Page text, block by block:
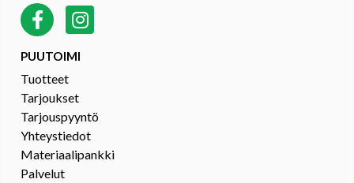
PUUTOIMI
Tuotteet
Tarjoukset
Tarjouspyyntö
Yhteystiedot
Materiaalipankki
Palvelut